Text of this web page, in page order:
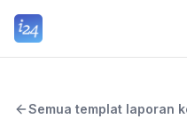
Semua templat laporan